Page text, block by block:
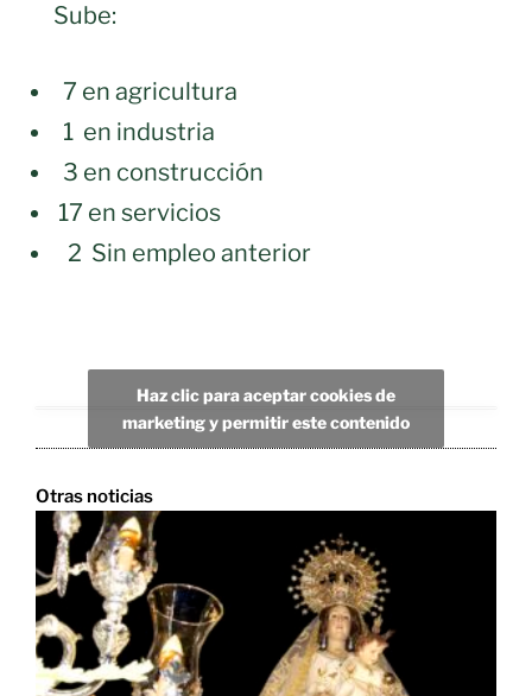
Sube:
7 en agricultura
1 en industria
3 en construcción
17 en servicios
2 Sin empleo anterior
Haz clic para aceptar cookies de
marketing y permitir este contenido
Otras noticias